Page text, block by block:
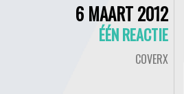
6 MAART 2012
ÉÉN REACTIE
COVERX